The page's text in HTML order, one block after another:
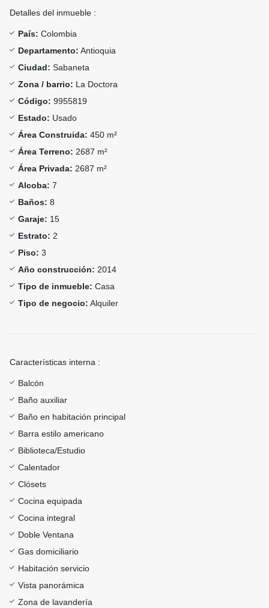
Detalles del inmueble :
País: Colombia
Departamento: Antioquia
Ciudad: Sabaneta
Zona / barrio: La Doctora
Código: 9955819
Estado: Usado
Área Construida: 450 m²
Área Terreno: 2687 m²
Área Privada: 2687 m²
Alcoba: 7
Baños: 8
Garaje: 15
Estrato: 2
Piso: 3
Año construcción: 2014
Tipo de inmueble: Casa
Tipo de negocio: Alquiler
Características interna :
Balcón
Baño auxiliar
Baño en habitación principal
Barra estilo americano
Biblioteca/Estudio
Calentador
Clósets
Cocina equipada
Cocina integral
Doble Ventana
Gas domiciliario
Habitación servicio
Vista panorámica
Zona de lavandería